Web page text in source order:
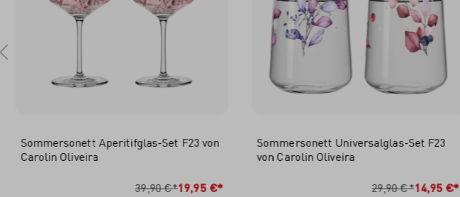
Sommersonett Aperitifglas-Set F23 von
Carolin Oliveira
39,90 €*19,95 €*
Sommersonett Universalglas-Set F23
von Carolin Oliveira
29,90 €*14,95 €*